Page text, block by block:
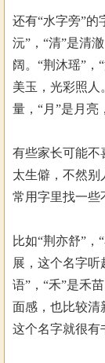
还有“水字旁”的
沅”，“清”是清
阔。“荆沐瑶”，
美玉，光彩照人
量，“月”是月亮
有些家长可能不
太生僻，不然别
常用字里找一些
比如“荆亦舒”，
展，这个名字听
语”，“禾”是禾
面感，也比较清
这个名字就很有